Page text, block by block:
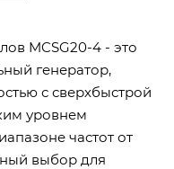
MCSG20-4 - это
генератор,
с сверхбыстрой
уровнем
частот от
выбор для